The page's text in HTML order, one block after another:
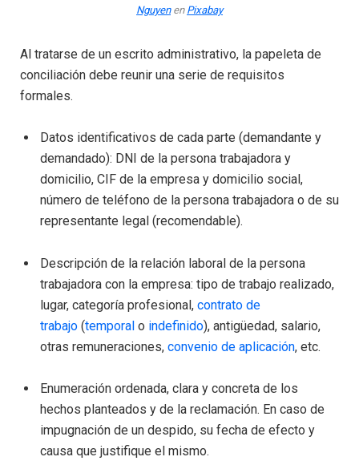
Nguyenen Pixabay
Al tratarse de un escrito administrativo, la papeleta de
conciliación debe reunir una serie de requisitos
formales.
Datos identificativos de cada parte (demandante y
demandado): DNI de la persona trabajadora y
domicilio, CIF de la empresa y domicilio social,
número de teléfono de la persona trabajadora o de su
representante legal (recomendable).
Descripción de la relación laboral de la persona
trabajadora con la empresa: tipo de trabajo realizado,
lugar, categoría profesional, contrato de
trabajo (temporal o indefinido), antigüedad, salario,
otras remuneraciones, convenio de aplicación, etc.
Enumeración ordenada, clara y concreta de los
hechos planteados y de la reclamación. En caso de
impugnación de un despido, su fecha de efecto y
causa que justifique el mismo.